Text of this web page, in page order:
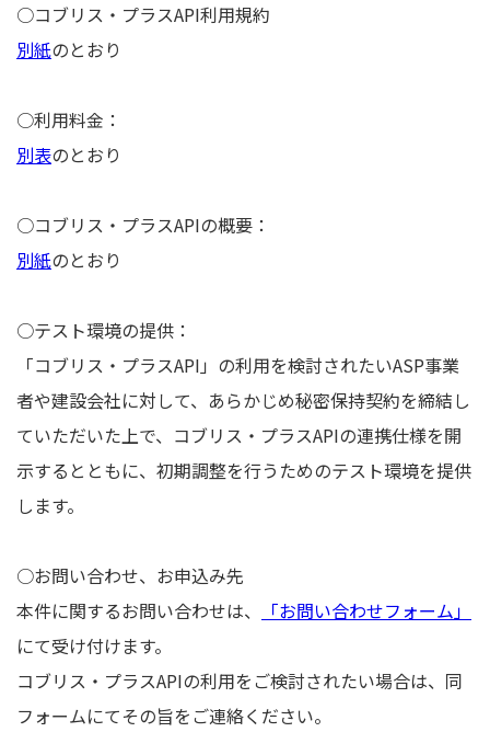
○コブリス・プラスAPI利用規約
別紙のとおり
○利用料金：
別表のとおり
○コブリス・プラスAPIの概要：
別紙のとおり
○テスト環境の提供：
「コブリス・プラスAPI」の利用を検討されたいASP事業
者や建設会社に対して、あらかじめ秘密保持契約を締結し
ていただいた上で、コブリス・プラスAPIの連携仕様を開
示するとともに、初期調整を行うためのテスト環境を提供
します。
○お問い合わせ、お申込み先
本件に関するお問い合わせは、
「お問い合わせフォーム」
にて受け付けます。
コブリス・プラスAPIの利用をご検討されたい場合は、同
フォームにてその旨をご連絡ください。